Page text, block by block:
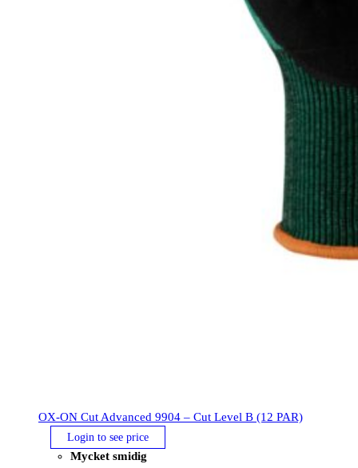
OX-ON Cut Advanced 9904 – Cut Level B (12 PAR)
Login to see price
Mycket smidig